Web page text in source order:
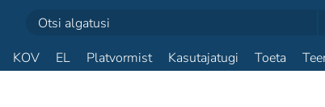
KOV EL Platvormist Kasutajatugi Toeta